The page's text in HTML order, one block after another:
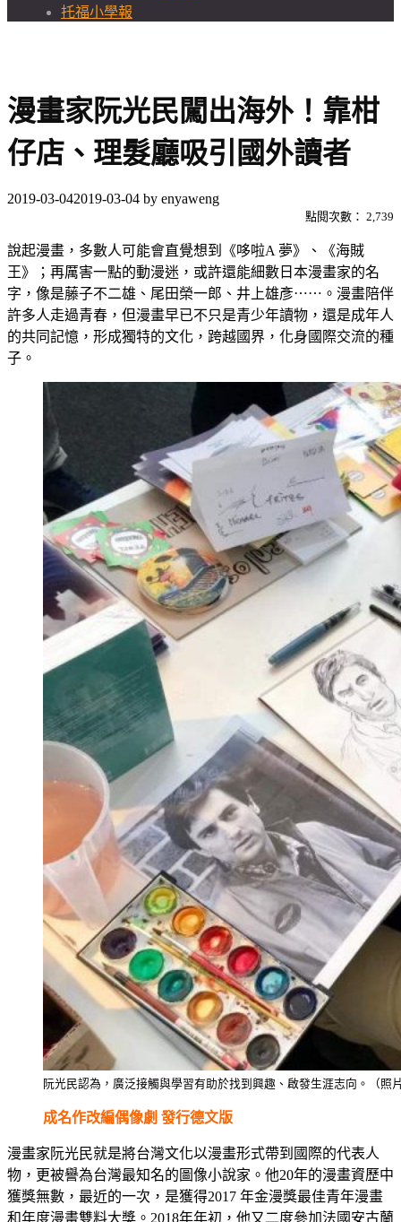
托福小學報
漫畫家阮光民闖出海外！靠柑
仔店、理髮廳吸引國外讀者
2019-03-042019-03-04 by enyaweng
點閱次數： 2,739
說起漫畫，多數人可能會直覺想到《哆啦A 夢》、《海賊
王》；再厲害一點的動漫迷，或許還能細數日本漫畫家的名
字，像是藤子不二雄、尾田榮一郎、井上雄彥⋯⋯。漫畫陪伴
許多人走過青春，但漫畫早已不只是青少年讀物，還是成年人
的共同記憶，形成獨特的文化，跨越國界，化身國際交流的種
子。
阮光民認為，廣泛接觸與學習有助於找到興趣、啟發生涯志向。（照
成名作改編偶像劇 發行德文版
漫畫家阮光民就是將台灣文化以漫畫形式帶到國際的代表人
物，更被譽為台灣最知名的圖像小說家。他20年的漫畫資歷中
獲獎無數，最近的一次，是獲得2017 年金漫獎最佳青年漫畫
和年度漫畫雙料大獎。2018年年初，他又二度參加法國安古蘭